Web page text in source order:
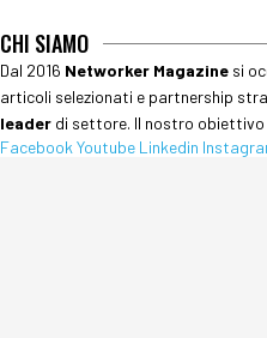
CHI SIAMO
Dal 2016 Networker Magazine si
articoli selezionati e partnership
leader di settore. Il nostro obiettivo
Facebook Youtube Linkedin